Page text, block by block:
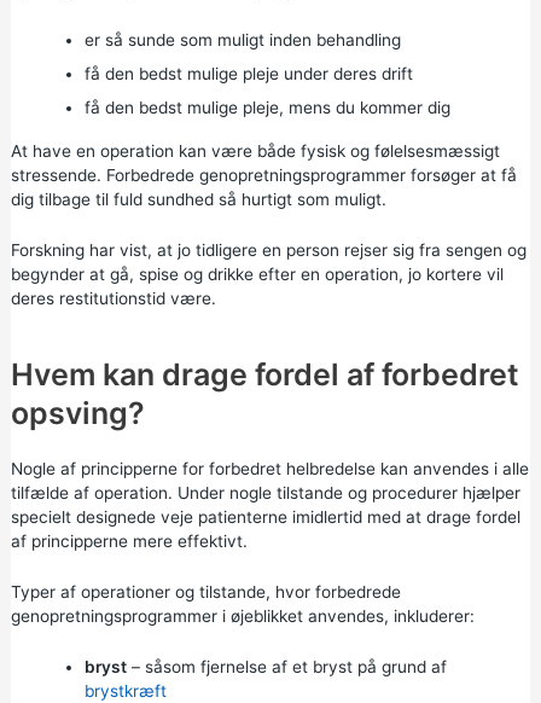
er så sunde som muligt inden behandling
få den bedst mulige pleje under deres drift
få den bedst mulige pleje, mens du kommer dig
At have en operation kan være både fysisk og følelsesmæssigt
stressende. Forbedrede genopretningsprogrammer forsøger at få
dig tilbage til fuld sundhed så hurtigt som muligt.
Forskning har vist, at jo tidligere en person rejser sig fra sengen og
begynder at gå, spise og drikke efter en operation, jo kortere vil
deres restitutionstid være.
Hvem kan drage fordel af forbedret
opsving?
Nogle af principperne for forbedret helbredelse kan anvendes i alle
tilfælde af operation. Under nogle tilstande og procedurer hjælper
specielt designede veje patienterne imidlertid med at drage fordel
af principperne mere effektivt.
Typer af operationer og tilstande, hvor forbedrede
genopretningsprogrammer i øjeblikket anvendes, inkluderer:
bryst– såsom fjernelse af et bryst på grund af
brystkræft